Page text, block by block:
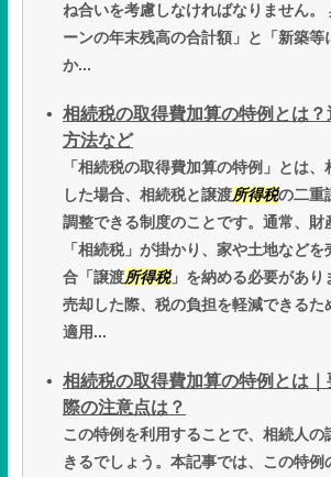
ね合いを考慮しなければなりません。
ーンの年末残高の合計額」と「新築等
か...
相続税の取得費加算の特例とは
方法など
「相続税の取得費加算の特例」とは
した場合、相続税と譲渡所得税の二重
調整できる制度のことです。通常、財
「相続税」が掛かり、家や土地など
合「譲渡所得税」を納める必要があり
売却した際、税の負担を軽減できるた
適用...
相続税の取得費加算の特例とは
際の注意点は？
この特例を利用することで、相続人の
きるでしょう。本記事では、この特例